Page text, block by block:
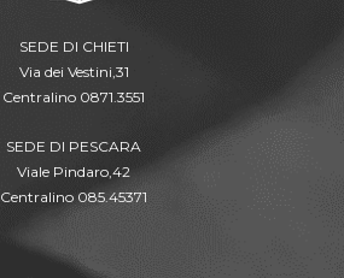
SEDE DI CHIETI
Via dei Vestini,31
Centralino 0871.3551
SEDE DI PESCARA
Viale Pindaro,42
Centralino 085.45371